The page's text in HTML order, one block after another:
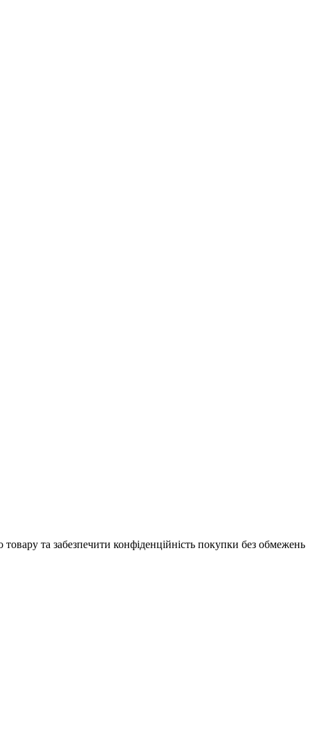
та забезпечити конфіденційність покупки без обмежень